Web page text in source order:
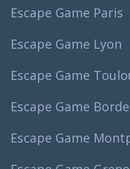
Escape Game Paris
Escape Game Lyon
Escape Game
Escape Game
Escape Game